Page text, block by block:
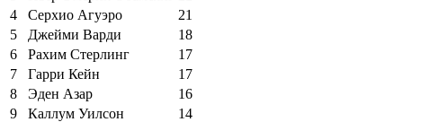
4
Серхио Агуэро
21
5
Джейми Варди
18
6
Рахим Стерлинг
17
7
Гарри Кейн
17
8
Эден Азар
16
9
Каллум Уилсон
14